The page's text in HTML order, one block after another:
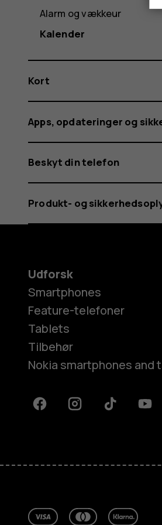
Alarm og vækkeur
Kalender
Kort
Apps, opdateringer og
Beskyt din telefon
Produkt- og
Udforsk
Smartphones
Feature-telefoner
Tablets
Tilbehør
Nokia smartphones and
FacebookInstagramTiktok